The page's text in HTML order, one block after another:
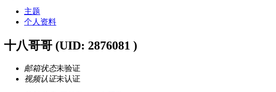
主题
个人资料
十八哥哥 (UID: 2876081 )
邮箱状态未验证
视频认证未认证